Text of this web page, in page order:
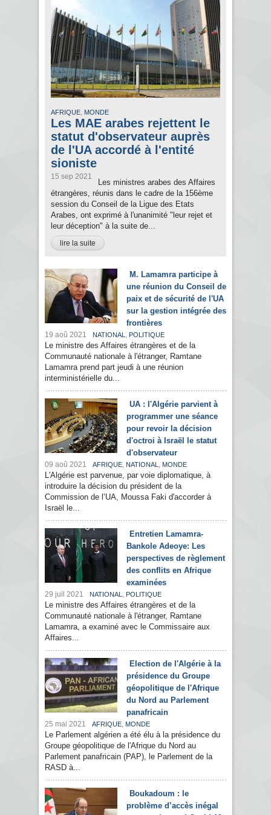
AFRIQUE, MONDE
Les MAE arabes rejettent le
statut d'observateur auprès
de l'UA accordé à l'entité
sioniste
15 sep 2021
Les ministres arabes des Affaires
étrangères, réunis dans le cadre de la 156ème
session du Conseil de la Ligue des Etats
Arabes, ont exprimé à l'unanimité "leur rejet et
leur déception" à la suite de...
lire la suite
M. Lamamra participe à
une réunion du Conseil de
paix et de sécurité de l'UA
sur la gestion intégrée des
frontières
19 aoû 2021 NATIONAL , POLITIQUE
Le ministre des Affaires étrangères et de la
Communauté nationale à l'étranger, Ramtane
Lamamra prend part jeudi à une réunion
interministérielle du...
UA : l'Algérie parvient à
programmer une séance
pour revoir la décision
d'octroi à Israël le statut
d'observateur
09 aoû 2021 AFRIQUE, NATIONAL , MONDE
L'Algérie est parvenue, par voie diplomatique, à
introduire la décision du président de la
Commission de l’UA, Moussa Faki d'accorder à
Israël le...
Entretien Lamamra-
Bankole Adeoye: Les
perspectives de règlement
des conflits en Afrique
examinées
29 juil 2021 NATIONAL , POLITIQUE
Le ministre des Affaires étrangères et de la
Communauté nationale à l'étranger, Ramtane
Lamamra, a examiné avec le Commissaire aux
Affaires...
Election de l'Algérie à la
présidence du Groupe
géopolitique de l'Afrique
du Nord au Parlement
panafricain
25 mai 2021 AFRIQUE, MONDE
Le Parlement algérien a été élu à la présidence du
Groupe géopolitique de l'Afrique du Nord au
Parlement panafricain (PAP), le Parlement de la
RASD à...
Boukadoum : le
problème d’accès inégal